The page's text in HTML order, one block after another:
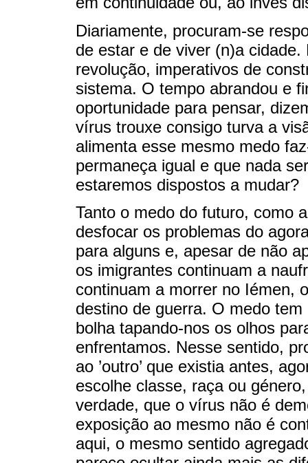
Diariamente, procuram-se
de estar e de viver (n)a
revolução, imperativos de
sistema. O tempo abrandou e
oportunidade para pensar,
vírus trouxe consigo turva a
alimenta esse mesmo medo
permaneça igual e que nada
estaremos dispostos a mudar?
Tanto o medo do futuro, como
desfocar os problemas do
para alguns e, apesar de não
os imigrantes continuam a
continuam a morrer no Iémen,
destino de guerra. O medo
bolha tapando-nos os olhos
enfrentamos. Nesse sentido,
ao ’outro’ que existia antes,
escolhe classe, raça ou
verdade, que o vírus não é
exposição ao mesmo não é
aqui, o mesmo sentido